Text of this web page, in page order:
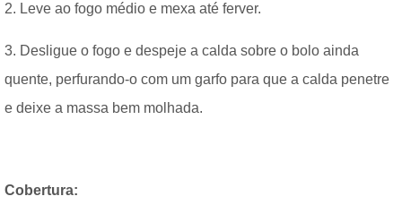
2. Leve ao fogo médio e mexa até ferver.
3. Desligue o fogo e despeje a calda sobre o bolo ainda
quente, perfurando-o com um garfo para que a calda penetre
e deixe a massa bem molhada.
Cobertura: